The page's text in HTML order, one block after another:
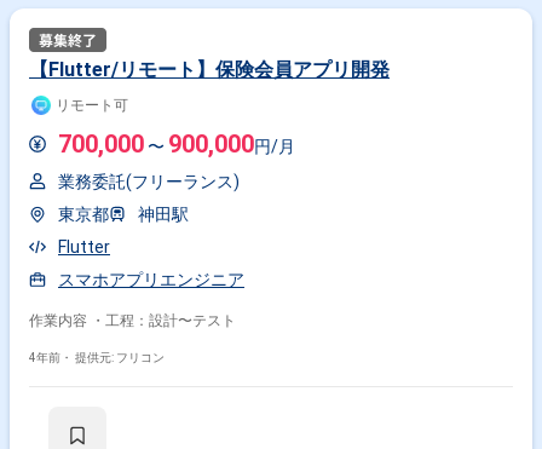
【Flutter/リモート】保険会員アプリ開発
リモート可
700,000 〜 900,000円/月
業務委託(フリーランス)
東京都
神田駅
Flutter
スマホアプリエンジニア
作業内容 ・工程：設計〜テスト
4年前・ 提供元: フリコン